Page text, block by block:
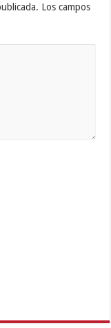
Los campos